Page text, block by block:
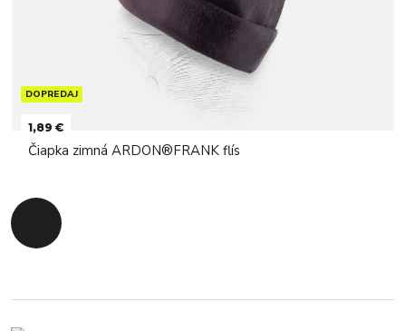
DOPREDAJ
1,89 €
Čiapka zimná ARDON®FRANK flís
Späť na začiatok